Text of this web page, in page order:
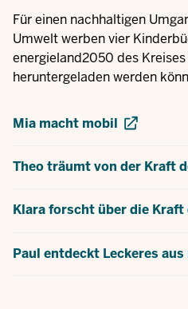
Für einen nachhaltigen
Umwelt werben vier
energieland2050 des
heruntergeladen werden
Mia macht mobil
Theo träumt von der Kraft
Klara forscht über die Kraft
Paul entdeckt Leckeres